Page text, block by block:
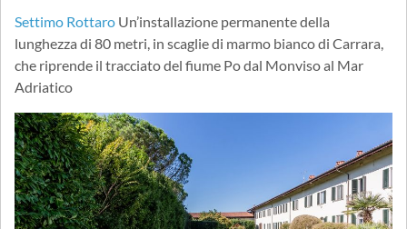
Settimo Rottaro Un’installazione permanente della
lunghezza di 80 metri, in scaglie di marmo bianco di Carrara,
che riprende il tracciato del fiume Po dal Monviso al Mar
Adriatico